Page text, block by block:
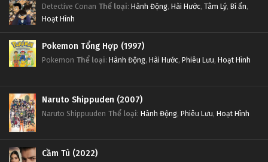
Detective Conan Thể loại: Hành Động, Hài Hước, Tâm Lý, Bí ẩn,
Hoạt Hình
Pokemon Tổng Hợp (1997)
Pokemon Thể loại: Hành Động, Hài Hước, Phiêu Lưu, Hoạt Hình
Naruto Shippuden (2007)
Naruto Shippuuden Thể loại: Hành Động, Phiêu Lưu, Hoạt Hình
Cầm Tù (2022)